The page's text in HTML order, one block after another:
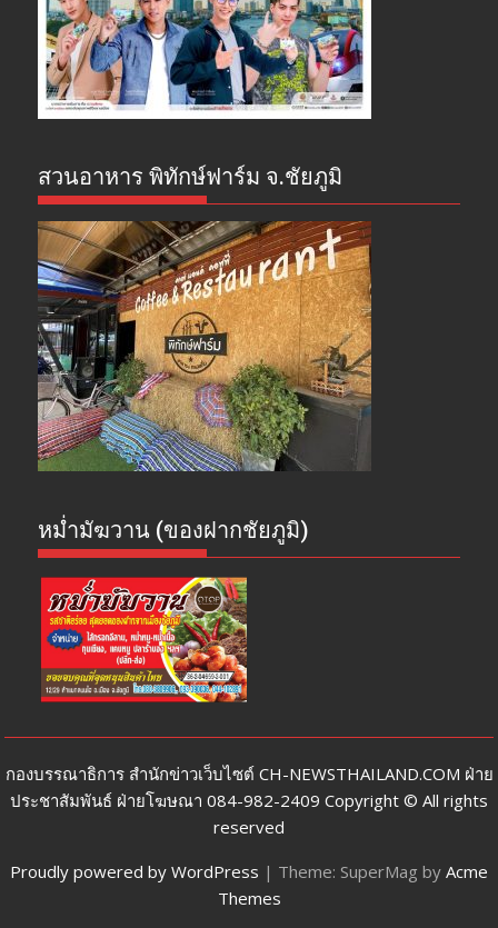
สวนอาหาร พิทักษ์ฟาร์ม จ.ชัยภูมิ
หม่ำมัฆวาน (ของฝากชัยภูมิ)
กองบรรณาธิการ สำนักข่าวเว็บไซต์ CH-NEWSTHAILAND.COM ฝ่าย
ประชาสัมพันธ์ ฝ่ายโฆษณา 084-982-2409 Copyright © All rights
reserved
Proudly powered by WordPress | Theme: SuperMag by Acme
Themes